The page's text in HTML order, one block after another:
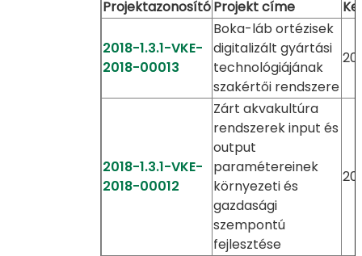
ProjektazonosítóProjekt címe
2018-1.3.1-VKE-
2018-00013
Boka-láb ortézisek
digitalizált gyártási
technológiájának
szakértői rendszere
2018-1.3.1-VKE-
2018-00012
Zárt akvakultúra
rendszerek input és
output
paramétereinek
környezeti és
gazdasági
szempontú
fejlesztése